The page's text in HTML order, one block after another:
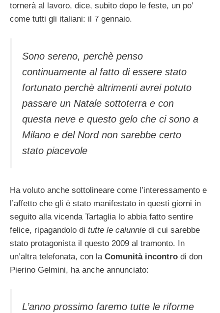
tornerà al lavoro, dice, subito dopo le feste, un po’
come tutti gli italiani: il 7 gennaio.
Sono sereno, perchè penso
continuamente al fatto di essere stato
fortunato perchè altrimenti avrei potuto
passare un Natale sottoterra e con
questa neve e questo gelo che ci sono a
Milano e del Nord non sarebbe certo
stato piacevole
Ha voluto anche sottolineare come l’interessamento e
l’affetto che gli è stato manifestato in questi giorni in
seguito alla vicenda Tartaglia lo abbia fatto sentire
felice, ripagandolo di tutte le calunnie di cui sarebbe
stato protagonista il questo 2009 al tramonto. In
un’altra telefonata, con la Comunità incontro di don
Pierino Gelmini, ha anche annunciato:
L’anno prossimo faremo tutte le riforme